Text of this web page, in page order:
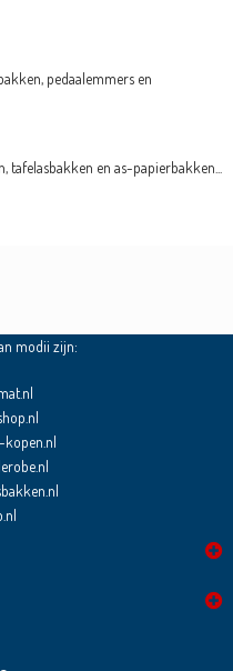
pedaalemmers en
en as-papierbakken...
modii zijn:
kopen.nl